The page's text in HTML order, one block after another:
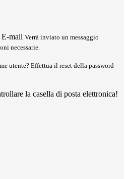
E-mail Verrà inviato un messaggio
necessarie.
utente? Effettua il reset della password
la casella di posta elettronica!